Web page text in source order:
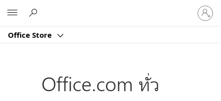
Office Store
ลงชื่อ
เข้า
บัญชี
Office.com ทั่ว